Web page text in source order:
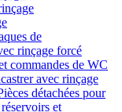
de
rinçage forcé
commandes de WC
avec rinçage
détachées pour
et